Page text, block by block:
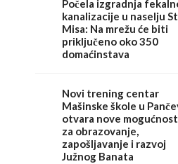
Počela izgradnja
kanalizacije u naselju
Misa: Na mrežu će biti
priključeno oko 350
domaćinstava
Novi trening centar
Mašinske škole u
otvara nove
za obrazovanje,
zapošljavanje i razvoj
Južnog Banata